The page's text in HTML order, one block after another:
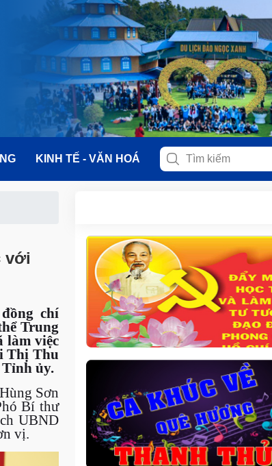
KINH TẾ - VĂN HOÁ
với
chí
Trung
làm việc
Thị Thu
ủy.
Sơn
Bí thư
UBND
vị.